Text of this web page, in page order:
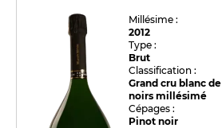
Millésime :
2012
Type :
Brut
Classification :
Grand cru blanc de
noirs millésimé
Cépages :
Pinot noir